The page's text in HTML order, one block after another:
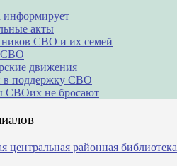
акты
СВО и их семей
СВО
движения
в поддержку СВО
СВОих не бросают
центральная районная библиотека